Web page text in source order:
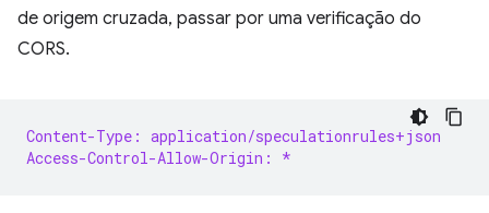
de origem cruzada, passar por uma verificação do
CORS.
Content-Type: application/speculationrules+json
Access-Control-Allow-Origin: *